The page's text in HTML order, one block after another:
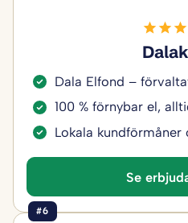
Dala Elfond –
100 % förnybar el,
Lokala
Se
#6